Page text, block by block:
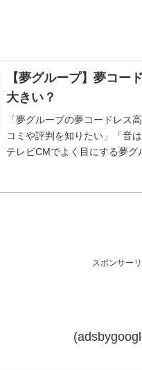
【夢グループ】夢コー
大きい？
「夢グループの夢コードレス
コミや評判を知りたい」「音
テレビCMでよく目にする夢
スポンサー